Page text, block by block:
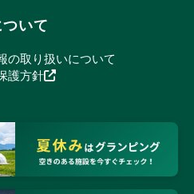
いて
の取り扱いについて
護方針